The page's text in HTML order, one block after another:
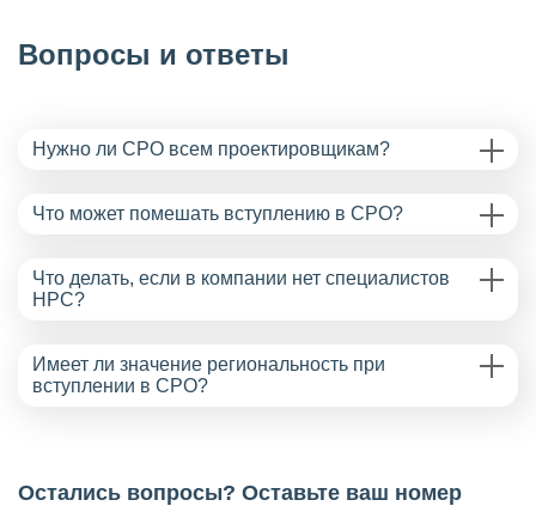
Вопросы и ответы
Нужно ли СРО всем проектировщикам?
Что может помешать вступлению в СРО?
Что делать, если в компании нет специалистов
НРС?
Имеет ли значение региональность при
вступлении в СРО?
Остались вопросы? Оставьте ваш номер